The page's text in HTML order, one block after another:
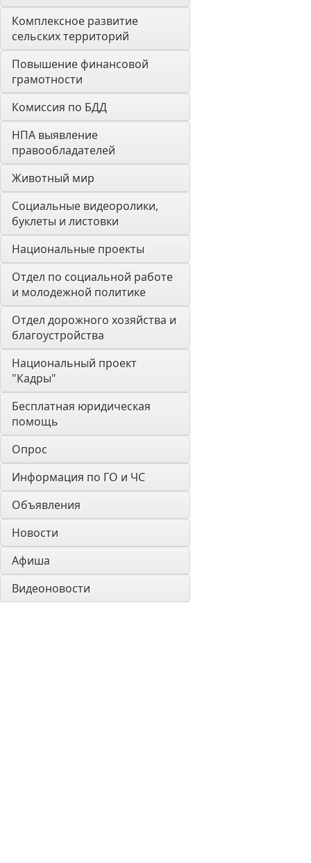
Комплексное развитие
сельских территорий
Повышение финансовой
грамотности
Комиссия по БДД
НПА выявление
правообладателей
Животный мир
Социальные видеоролики,
буклеты и листовки
Национальные проекты
Отдел по социальной работе
и молодежной политике
Отдел дорожного хозяйства и
благоустройства
Национальный проект
"Кадры"
Бесплатная юридическая
помощь
Опрос
Информация по ГО и ЧС
Объявления
Новости
Афиша
Видеоновости